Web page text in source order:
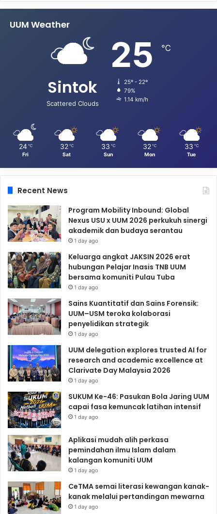
UUM Weather
Sintok
Scattered Clouds
25 ℃
25º - 22º
79%
1.14 km/h
24 ℃
Fri
32 ℃
Sat
33 ℃
Sun
32 ℃
Mon
33 ℃
Tue
Recent News
Program Mobility Inbound: Global
Nexus USU x UUM 2026 perkukuh sinergi
akademik dan budaya serantau
1 day ago
Keluarga angkat JAKSIN 2026 erat
hubungan Pelajar Inasis TNB UUM
bersama komuniti Pulau Tuba
1 day ago
Sains Kuantitatif dan Sains Forensik:
UUM–USM teroka kolaborasi
penyelidikan strategik
1 day ago
UUM delegation explores trusted AI for
research and academic excellence at
Clarivate Day Malaysia 2026
1 day ago
SUKUM Ke-46: Pasukan Bola Jaring UUM
capai fasa kemuncak latihan intensif
1 day ago
Aplikasi mudah alih perkasa
pemindahan ilmu Islam dalam
kalangan komuniti UUM
1 day ago
CeTMA semai literasi kewangan kanak-
kanak melalui pertandingan mewarna
1 day ago